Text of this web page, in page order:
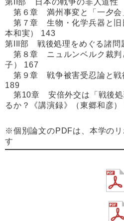
第６章 満州事変と「一夕
第７章 生物・化学兵器と旧
本和実） 143
第III部 戦後処理をめぐる諸問
第８章 ニュルンベルク裁判
子） 167
第９章 戦争被害受忍論と戦
189
第10章 安倍外交は「戦後処
るか？《講演録》（東郷和彦
※個別論文のPDFは、本学の
す